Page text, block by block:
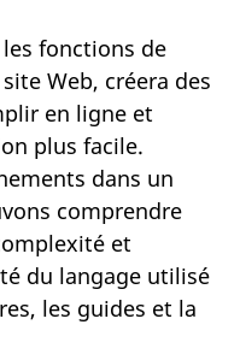
fonctions de
Web, créera des
en ligne et
plus facile.
dans un
comprendre
et
du langage utilisé
les guides et la